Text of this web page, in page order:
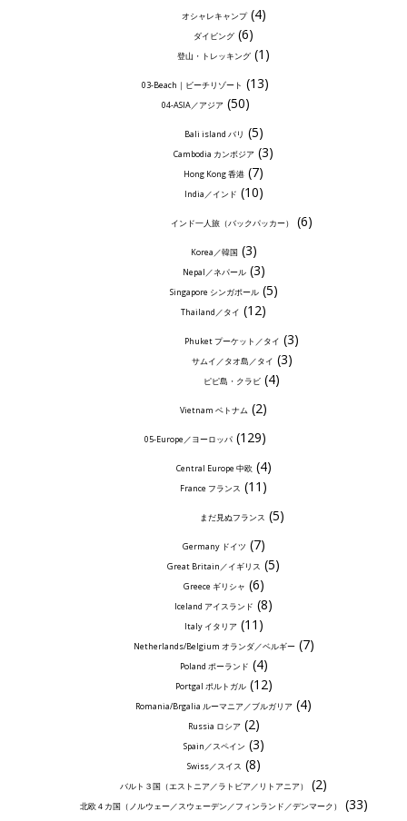
オシャレキャンプ(4)
ダイビング (6)
登山・トレッキング (1)
03-Beach｜ビーチリゾート (13)
04-ASIA／アジア(50)
Bali island バリ (5)
Cambodia カンボジア (3)
Hong Kong 香港 (7)
India／インド (10)
インド一人旅（バックパッカー） (6)
Korea／韓国 (3)
Nepal／ネパール(3)
Singapore シンガポール(5)
Thailand／タイ (12)
Phuket プーケット／タイ (3)
サムイ／タオ島／タイ (3)
ピピ島・クラビ (4)
Vietnam ベトナム (2)
05-Europe／ヨーロッパ (129)
Central Europe 中欧 (4)
France フランス (11)
まだ見ぬフランス (5)
Germany ドイツ (7)
Great Britain／イギリス (5)
Greece ギリシャ (6)
Iceland アイスランド (8)
Italy イタリア(11)
Netherlands/Belgium オランダ／ベルギー(7)
Poland ポーランド (4)
Portgal ポルトガル(12)
Romania/Brgalia ルーマニア／ブルガリア (4)
Russia ロシア(2)
Spain／スペイン (3)
Swiss／スイス (8)
バルト３国（エストニア／ラトビア／リトアニア） (2)
北欧４カ国（ノルウェー／スウェーデン／フィンランド／デンマーク） (33)